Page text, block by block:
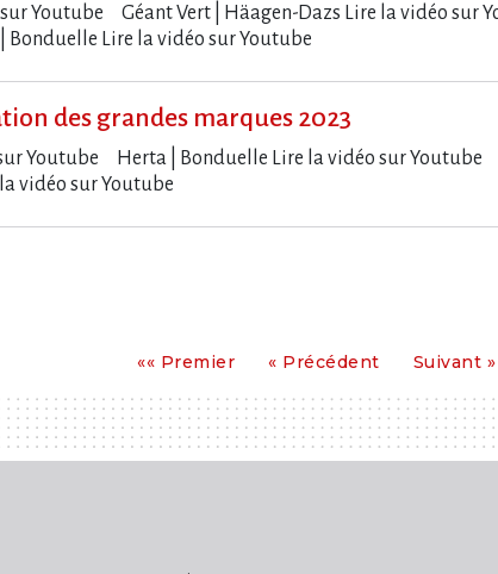
Youtube Géant Vert | Häagen-Dazs Lire la vidéo
Bonduelle Lire la vidéo sur Youtube
des grandes marques 2023
sur Youtube Herta | Bonduelle Lire la vidéo sur
vidéo sur Youtube
«« PremierPremier
« PrécédentPrécédent
Suivant
Suivant »